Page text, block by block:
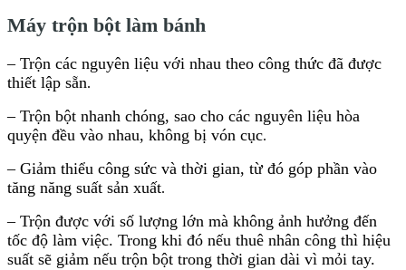
Máy trộn bột làm bánh
– Trộn các nguyên liệu với nhau theo công thức đã được
thiết lập sẵn.
– Trộn bột nhanh chóng, sao cho các nguyên liệu hòa
quyện đều vào nhau, không bị vón cục.
– Giảm thiểu công sức và thời gian, từ đó góp phần vào
tăng năng suất sản xuất.
– Trộn được với số lượng lớn mà không ảnh hưởng đến
tốc độ làm việc. Trong khi đó nếu thuê nhân công thì hiệu
suất sẽ giảm nếu trộn bột trong thời gian dài vì mỏi tay.